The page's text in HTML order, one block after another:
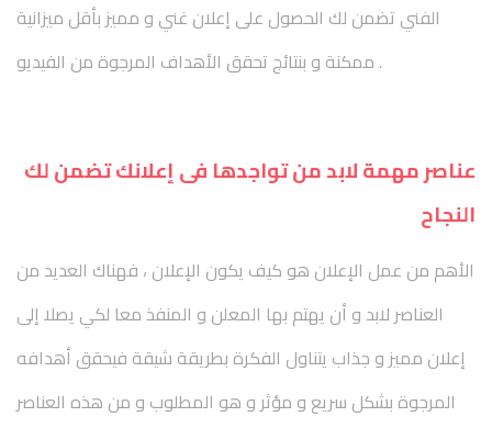
الفني تضمن لك الحصول على إعلان غني و مميز بأقل ميزانية
ممكنة و بنتائج تحقق الأهداف المرجوة من الفيديو .
عناصر مهمة لابد من تواجدها فى إعلانك تضمن لك
النجاح
الأهم من عمل الإعلان هو كيف يكون الإعلان ، فهناك العديد من
العناصر لابد و أن يهتم بها المعلن و المنفذ معا لكي يصلا إلى
إعلان مميز و جذاب يتناول الفكرة بطريقة شيقة فيحقق أهدافه
المرجوة بشكل سريع و مؤثر و هو المطلوب و من هذه العناصر